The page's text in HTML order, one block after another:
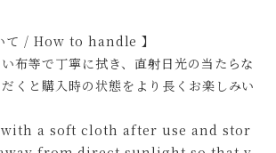
て / How to handle 】
布等で丁寧に拭き、直射日光の当たらな
くと購入時の状態をより長くお楽しみい
a soft cloth after use and stor